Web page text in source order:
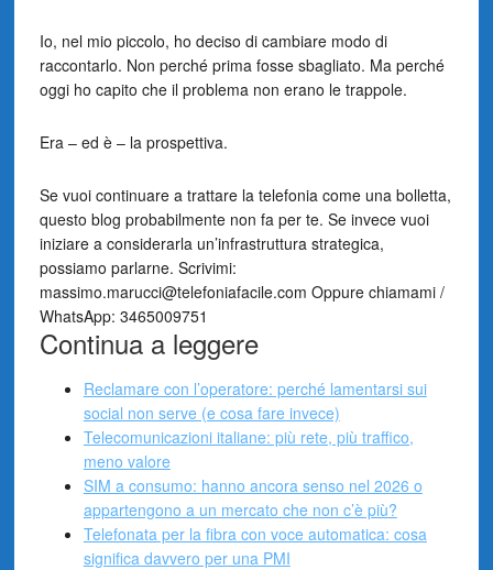
Io, nel mio piccolo, ho deciso di cambiare modo di
raccontarlo. Non perché prima fosse sbagliato. Ma perché
oggi ho capito che il problema non erano le trappole.
Era – ed è – la prospettiva.
Se vuoi continuare a trattare la telefonia come una bolletta,
questo blog probabilmente non fa per te. Se invece vuoi
iniziare a considerarla un’infrastruttura strategica,
possiamo parlarne. Scrivimi:
massimo.marucci@telefoniafacile.com Oppure chiamami /
WhatsApp: 3465009751
Continua a leggere
Reclamare con l’operatore: perché lamentarsi sui
social non serve (e cosa fare invece)
Telecomunicazioni italiane: più rete, più traffico,
meno valore
SIM a consumo: hanno ancora senso nel 2026 o
appartengono a un mercato che non c’è più?
Telefonata per la fibra con voce automatica: cosa
significa davvero per una PMI